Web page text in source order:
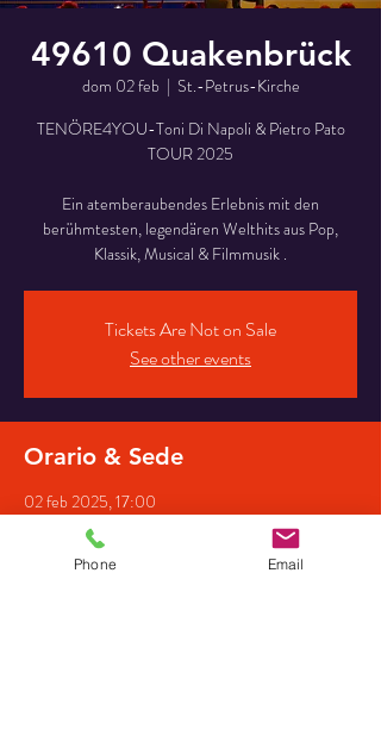
49610 Quakenbrück
dom 02 feb
  |
St.-Petrus-Kirche
TENÖRE4YOU-Toni Di Napoli & Pietro Pato
TOUR 2025
Ein atemberaubendes Erlebnis mit den
berühmtesten, legendären Welthits aus Pop,
Klassik, Musical & Filmmusik .
Tickets Are Not on Sale
See other events
Orario & Sede
02 feb 2025, 17:00
St.-Petrus-Kirche, Artlandstraße 12, 49610
Quakenbrück, Deutschland
Phone Email